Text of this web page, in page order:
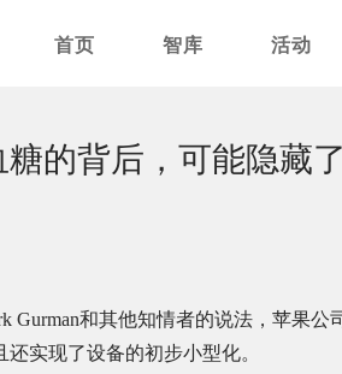
首页 智库 活动
的背后，可能隐藏
Gurman和其他知情者的说法，苹果
实现了设备的初步小型化。